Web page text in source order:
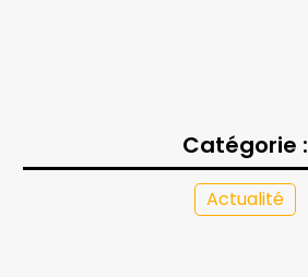
Catégorie :
Actualité